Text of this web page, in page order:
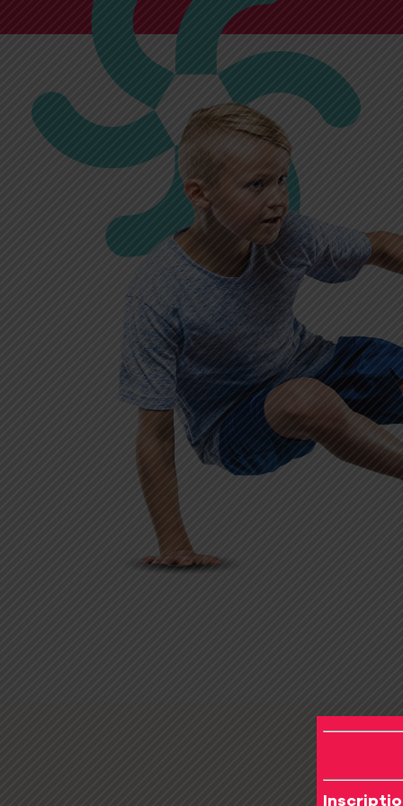
View
Gymnastique
artistique
Gymnastique
acrobatique
Développement
moteur
G-Force -
Cheerleading
View